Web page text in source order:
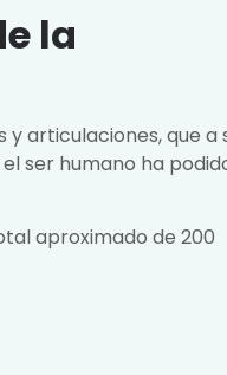
la
articulaciones, que a
ser humano ha
aproximado de 200